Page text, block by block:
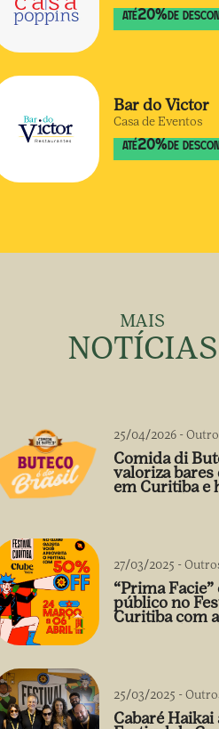
ATÉ20%DE
Bar do Victor
Casa de Eventos
ATÉ20%DE
MAIS
NOTÍCIAS
25/04/2026 -
Comida di
valoriza
em Curitiba e
27/03/2025 -
“Prima Facie”
público no
Curitiba com
arrebatadora
25/03/2025 -
Cabaré Haikai